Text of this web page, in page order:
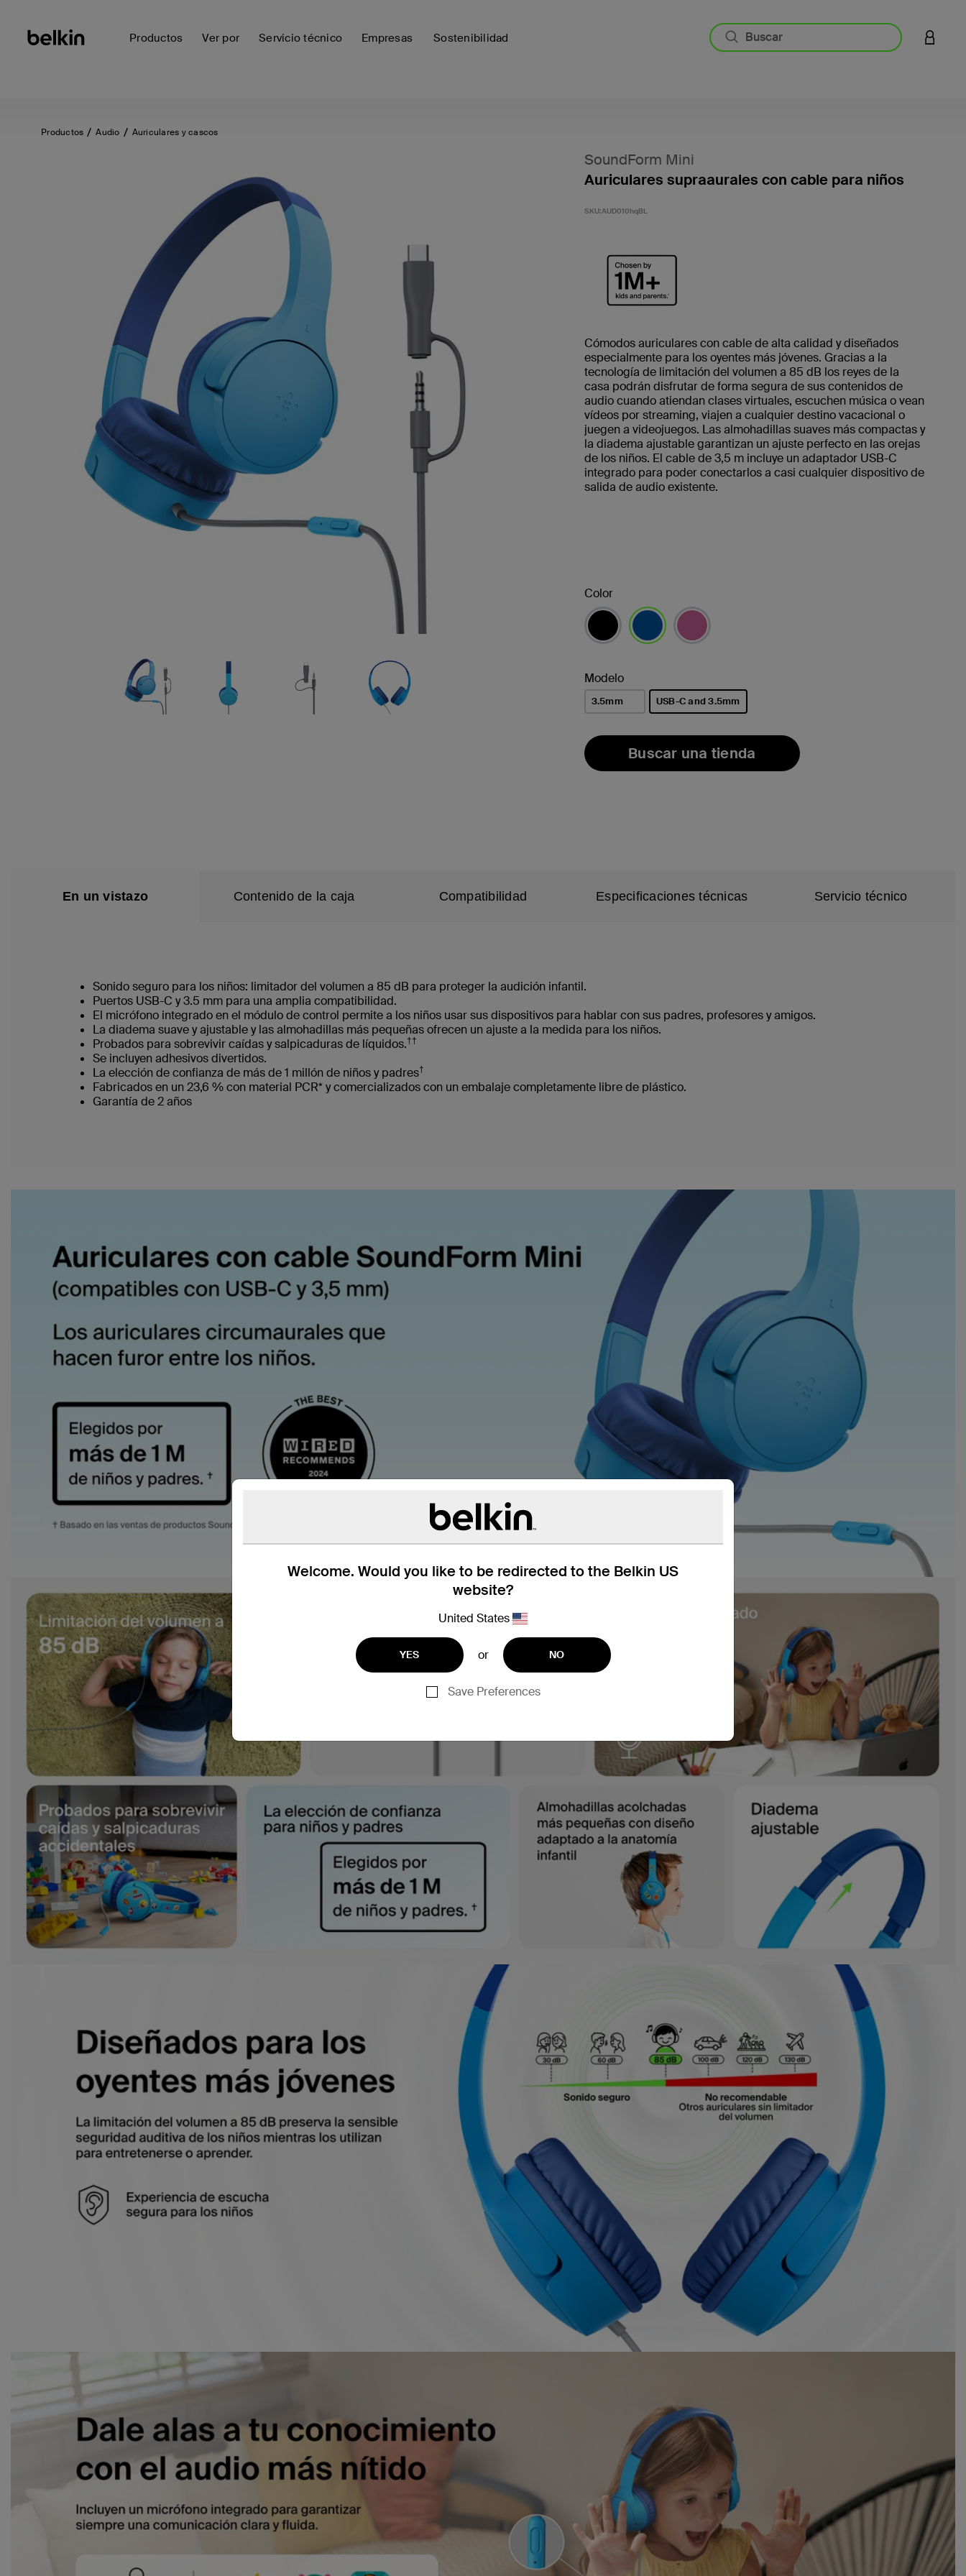
Productos Ver por Servicio técnico Empresas Sostenibilidad
Welcome. Would you like to be redirected to the Belkin US
website?
United States
YES or NO
Save Preferences
Productos Audio Auriculares y cascos
SoundForm Mini
Auriculares supraaurales con cable para niños
SKU:AUD010hqBL
Cómodos auriculares con cable de alta calidad y diseñados
especialmente para los oyentes más jóvenes. Gracias a la
tecnología de limitación del volumen a 85 dB los reyes de la
casa podrán disfrutar de forma segura de sus contenidos de
audio cuando atiendan clases virtuales, escuchen música o vean
vídeos por streaming, viajen a cualquier destino vacacional o
juegen a videojuegos. Las almohadillas suaves más compactas y
la diadema ajustable garantizan un ajuste perfecto en las orejas
de los niños. El cable de 3,5 m incluye un adaptador USB-C
integrado para poder conectarlos a casi cualquier dispositivo de
salida de audio existente.
Color
Modelo
3.5mm USB-C and 3.5mm
Buscar una tienda
En un vistazo Contenido de la caja Compatibilidad Especificaciones técnicas Servicio técnico
Sonido seguro para los niños: limitador del volumen a 85 dB para proteger la audición infantil.
Puertos USB-C y 3.5 mm para una amplia compatibilidad.
El micrófono integrado en el módulo de control permite a los niños usar sus dispositivos para hablar con sus padres, profesores y amigos.
La diadema suave y ajustable y las almohadillas más pequeñas ofrecen un ajuste a la medida para los niños.
Probados para sobrevivir caídas y salpicaduras de líquidos.††
Se incluyen adhesivos divertidos.
La elección de confianza de más de 1 millón de niños y padres†
Fabricados en un 23,6 % con material PCR* y comercializados con un embalaje completamente libre de plástico.
Garantía de 2 años